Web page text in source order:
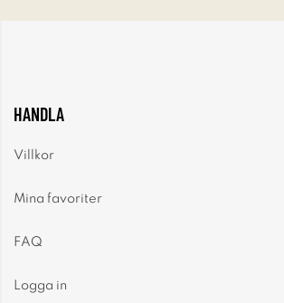
HANDLA
Villkor
Mina favoriter
FAQ
Logga in